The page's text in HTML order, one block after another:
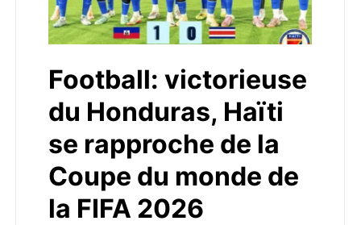
Football: victorieuse
du Honduras, Haïti
se rapproche de la
Coupe du monde de
la FIFA 2026